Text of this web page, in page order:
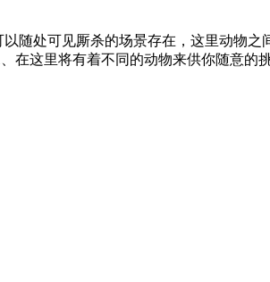
随处可见厮杀的场景存在，这里动物
在这里将有着不同的动物来供你随意的